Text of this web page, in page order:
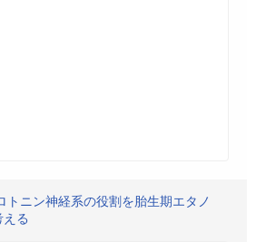
トニン神経系の役割を胎生期エタノ
る